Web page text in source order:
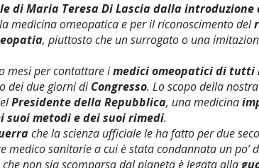
di Maria Teresa Di Lascia dalla
medicina omeopatica e per il riconoscimento del
, piuttosto che un surrogato o una
mesi per contattare imedici omeopatici di tutti
dei due giorni diCongresso. Lo scopo della
Presidente della Repubblica, una medicina
suoi metodi e dei suoi rimedi.
che la scienza ufficiale le ha fatto per due
sanitarie a cui è stata condannata un po’
non sia scomparsa dal pianeta è legata alla